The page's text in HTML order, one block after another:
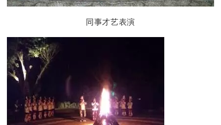
同事才艺表演